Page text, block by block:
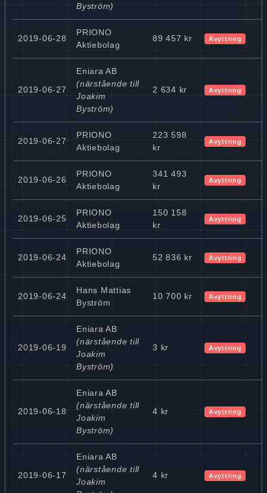
Byström)
2019-06-28
PRIONO
Aktiebolag
89 457 kr Avyttring
2019-06-27
Eniara AB
(närstående till
Joakim
Byström)
2 634 kr Avyttring
2019-06-27
PRIONO
Aktiebolag
223 598
kr
Avyttring
2019-06-26
PRIONO
Aktiebolag
341 493
kr
Avyttring
2019-06-25
PRIONO
Aktiebolag
150 158
kr
Avyttring
2019-06-24
PRIONO
Aktiebolag
52 836 kr Avyttring
2019-06-24
Hans Mattias
Byström
10 700 kr Avyttring
2019-06-19
Eniara AB
(närstående till
Joakim
Byström)
3 kr Avyttring
2019-06-18
Eniara AB
(närstående till
Joakim
Byström)
4 kr Avyttring
2019-06-17
Eniara AB
(närstående till
Joakim
4 kr Avyttring